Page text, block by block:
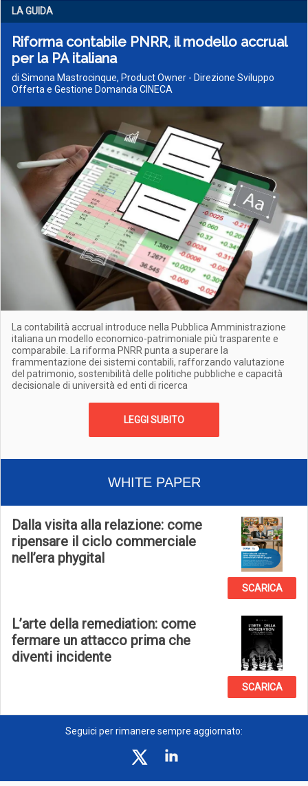
LA GUIDA
Riforma contabile PNRR, il modello accrual
per la PA italiana
di Simona Mastrocinque, Product Owner - Direzione Sviluppo
Offerta e Gestione Domanda CINECA
La contabilità accrual introduce nella Pubblica Amministrazione
italiana un modello economico-patrimoniale più trasparente e
comparabile. La riforma PNRR punta a superare la
frammentazione dei sistemi contabili, rafforzando valutazione
del patrimonio, sostenibilità delle politiche pubbliche e capacità
decisionale di università ed enti di ricerca
LEGGI SUBITO
WHITE PAPER
Dalla visita alla relazione: come
ripensare il ciclo commerciale
nell’era phygital
SCARICA
L’arte della remediation: come
fermare un attacco prima che
diventi incidente
SCARICA
Seguici per rimanere sempre aggiornato: